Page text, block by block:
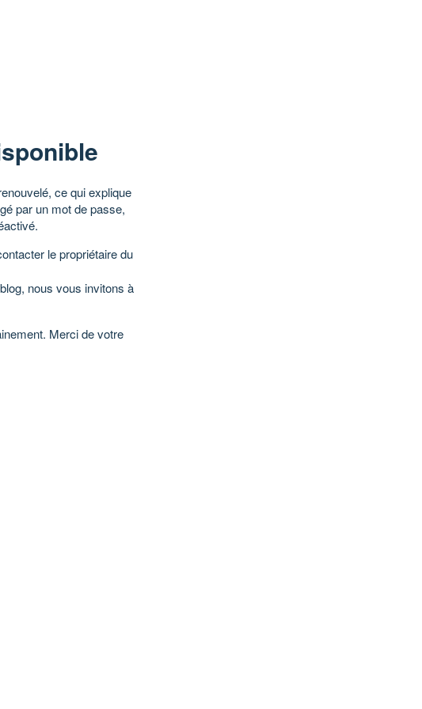
ce qui explique
par un mot de passe,
le propriétaire du
nous vous invitons à
Merci de votre